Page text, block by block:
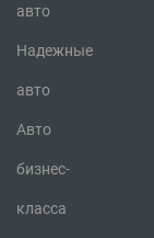
авто
Надежные
авто
Авто
бизнес-
класса